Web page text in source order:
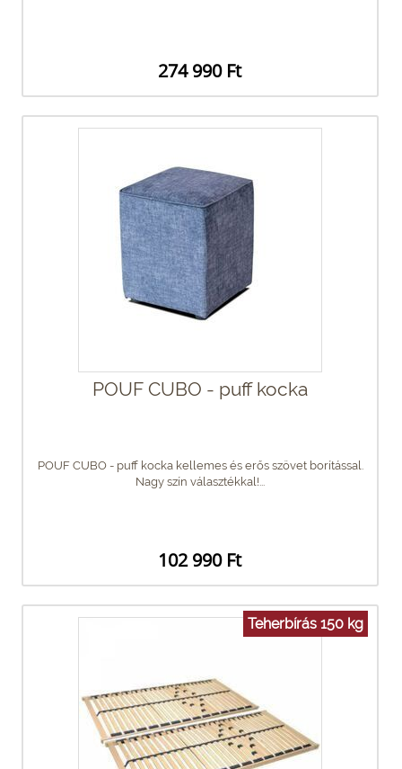
274 990 Ft
POUF CUBO - puff kocka
POUF CUBO - puff kocka kellemes és erős szövet borítással.
Nagy szín választékkal!...
102 990 Ft
Teherbírás 150 kg